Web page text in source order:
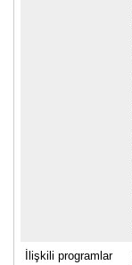
İlişkili programlar